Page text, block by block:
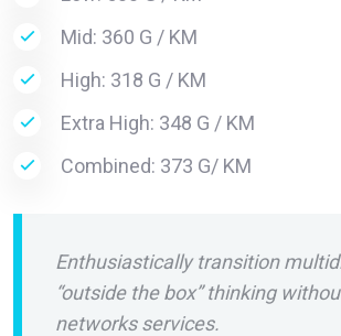
Mid: 360 G / KM
High: 318 G / KM
Extra High: 348 G / KM
Combined: 373 G/ KM
Enthusiastically transition
“outside the box” thinking
networks services.